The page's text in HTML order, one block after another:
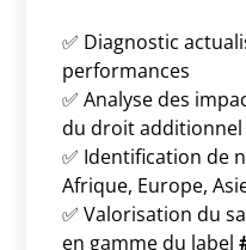
✅ Diagnostic
performances
✅ Analyse des
du droit additionnel
✅ Identification de
Afrique, Europe,
✅ Valorisation du
en gamme du label